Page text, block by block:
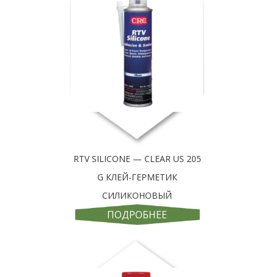
RTV SILICONE — CLEAR US 205
G КЛЕЙ-ГЕРМЕТИК
СИЛИКОНОВЫЙ
ПОДРОБНЕЕ